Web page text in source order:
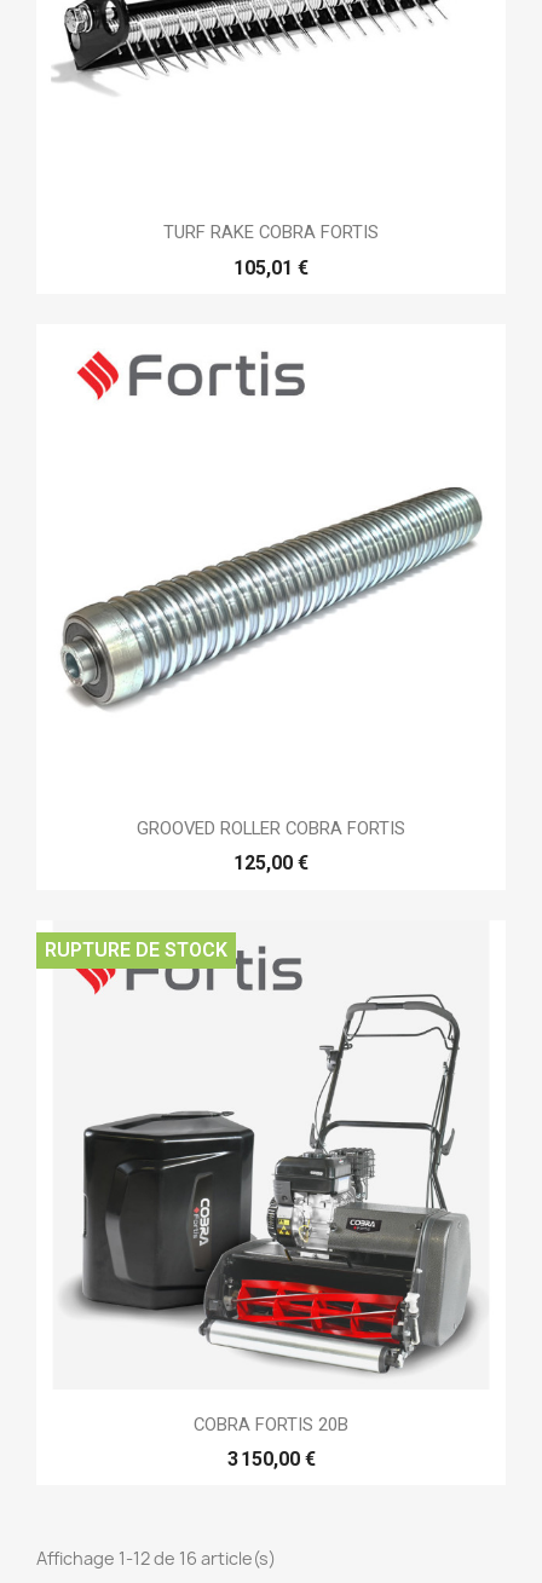
TURF RAKE COBRA FORTIS
105,01 €
GROOVED ROLLER COBRA FORTIS
125,00 €
COBRA FORTIS 20B
3 150,00 €
RUPTURE DE STOCK
Affichage 1-12 de 16 article(s)